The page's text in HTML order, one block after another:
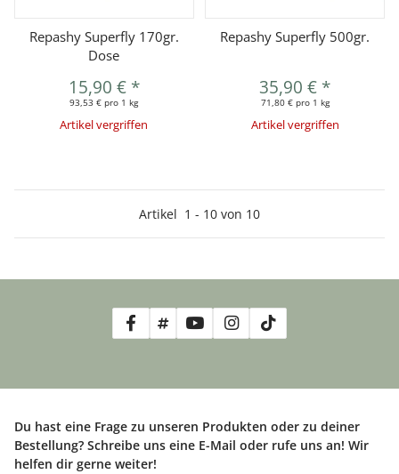
Repashy Superfly 170gr.
Dose
15,90 € *
93,53 € pro 1 kg
Artikel vergriffen
Repashy Superfly 500gr.
35,90 € *
71,80 € pro 1 kg
Artikel vergriffen
Artikel 1 - 10 von 10
Du hast eine Frage zu unseren Produkten oder zu deiner
Bestellung? Schreibe uns eine E-Mail oder rufe uns an! Wir
helfen dir gerne weiter!